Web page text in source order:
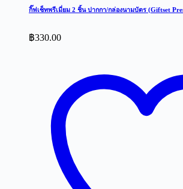
กิ๊ฟเซ็ทพรีเมี่ยม 2 ชิ้น ปากกา/กล่องนามบัตร (Giftset
฿330.00